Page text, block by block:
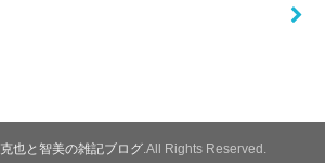
克也と智美の雑記ブログ.All Rights Reserved.